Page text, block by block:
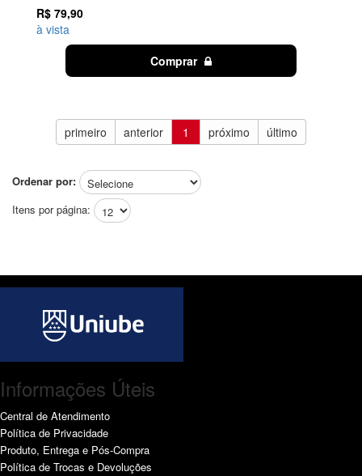
R$ 79,90
à vista
Comprar
primeiro anterior 1 próximo último
Ordenar por:
Itens por página:
Informações Úteis
Central de Atendimento
Política de Privacidade
Produto, Entrega e Pós-Compra
Política de Trocas e Devoluções